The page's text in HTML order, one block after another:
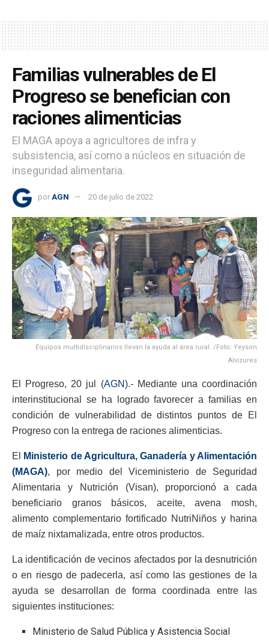
Familias vulnerables de El
Progreso se benefician con
raciones alimenticias
El MAGA apoya a agricultores de infra y
subsistencia, así como a núcleos en situación de
inseguridad alimentaria.
por AGN 20 de julio de 2022
Equipos multidisciplinarios llevan la ayuda al área rural. /Foto: Yeyson
Alvizures
El Progreso, 20 jul (AGN).- Mediante una coordinación
interinstitucional se ha logrado favorecer a familias en
condición de vulnerabilidad de distintos puntos de El
Progreso con la entrega de raciones alimenticias.
El
Ministerio de Agricultura, Ganadería y Alimentación
(MAGA), por medio del Viceministerio de Seguridad
Alimentaria y Nutrición (Visan), proporcionó a cada
beneficiario granos básicos, aceite, avena mosh,
alimento complementario fortificado NutriNiños y harina
de maíz nixtamalizada, entre otros productos.
La identificación de vecinos afectados por la desnutrición
o en riesgo de padecerla, así como las gestiones de la
ayuda se desarrollan de forma coordinada entre las
siguientes instituciones:
Ministerio de Salud Pública y Asistencia Social